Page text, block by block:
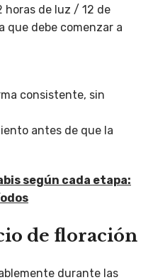
horas de luz / 12 de
que debe comenzar a
consistente, sin
antes de que la
según cada etapa:
de floración
durante las